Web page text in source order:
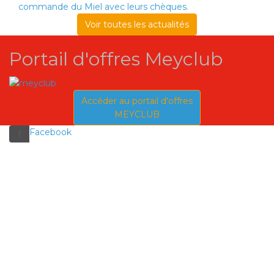
commande du Miel avec leurs chèques.
Voir toutes les actualités
Portail d'offres Meyclub
Accéder au portail d'offres
MEYCLUB
Facebook